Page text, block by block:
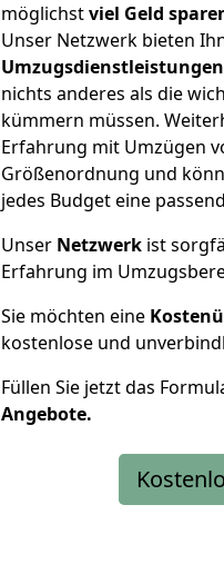
möglichstviel Geld
Unser Netzwerk bieten
Umzugsdienstleistungen
nichts anderes als die
kümmern müssen.
Erfahrung mit Umzügen
Größenordnung und
jedes Budget eine
Unser Netzwerk ist
Erfahrung im
Sie möchten eine
kostenlose und
Füllen Sie jetzt das
Angebote.